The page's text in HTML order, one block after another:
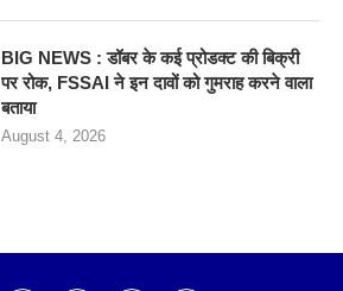
BIG NEWS : डॉबर के कई प्रोडक्ट की बिक्री
पर रोक, FSSAI ने इन दावों को गुमराह करने वाला
बताया
August 4, 2026